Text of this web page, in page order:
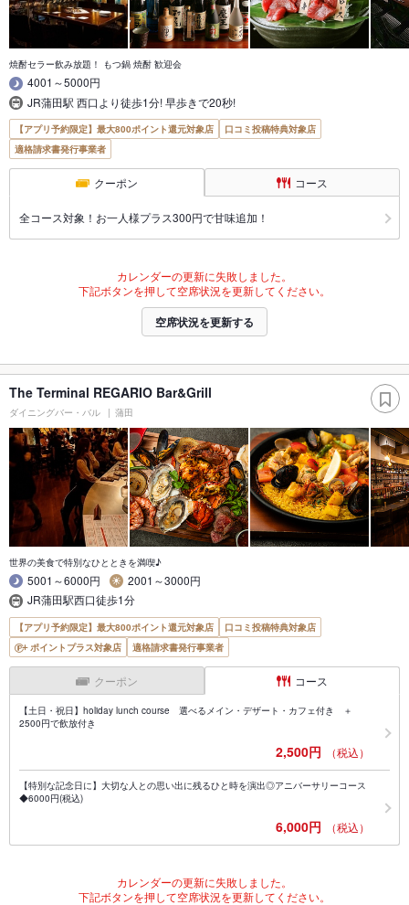
焼酎セラー飲み放題！ もつ鍋 焼酎 歓迎会
4001～5000円
JR蒲田駅 西口より徒歩1分! 早歩きで20秒!
【アプリ予約限定】最大800ポイント還元対象店
口コミ投稿特典対象店
適格請求書発行事業者
クーポン コース
全コース対象！お一人様プラス300円で甘味追加！
カレンダーの更新に失敗しました。
下記ボタンを押して空席状況を更新してください。
空席状況を更新する
The Terminal REGARIO Bar&Grill
ダイニングバー・バル 蒲田
世界の美食で特別なひとときを満喫♪
5001～6000円
2001～3000円
JR蒲田駅西口徒歩1分
【アプリ予約限定】最大800ポイント還元対象店
口コミ投稿特典対象店
ポイントプラス対象店
適格請求書発行事業者
クーポン コース
【土日・祝日】holiday lunch course 選べるメイン・デザート・カフェ付き ＋
2500円で飲放付き
2,500円 （税込）
【特別な記念日に】大切な人との思い出に残るひと時を演出◎アニバーサリーコース
◆6000円(税込)
6,000円 （税込）
カレンダーの更新に失敗しました。
下記ボタンを押して空席状況を更新してください。